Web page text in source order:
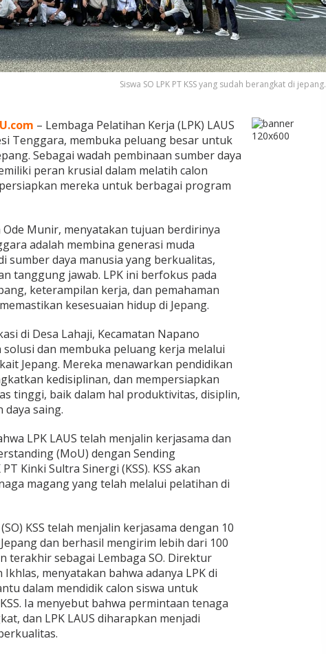
Siswa SO LPK PT KSS yang sudah berangkat di jepang.
– Lembaga Pelatihan Kerja (LPK) LAUS
Tenggara, membuka peluang besar untuk
Sebagai wadah pembinaan sumber daya
peran krusial dalam melatih calon
mereka untuk berbagai program
Ode Munir, menyatakan tujuan berdirinya
adalah membina generasi muda
sumber daya manusia yang berkualitas,
tanggung jawab. LPK ini berfokus pada
keterampilan kerja, dan pemahaman
kesesuaian hidup di Jepang.
di Desa Lahaji, Kecamatan Napano
dan membuka peluang kerja melalui
Jepang. Mereka menawarkan pendidikan
kedisiplinan, dan mempersiapkan
tinggi, baik dalam hal produktivitas, disiplin,
saing.
LPK LAUS telah menjalin kerjasama dan
(MoU) dengan Sending
Kinki Sultra Sinergi (KSS). KSS akan
magang yang telah melalui pelatihan di
KSS telah menjalin kerjasama dengan 10
dan berhasil mengirim lebih dari 100
terakhir sebagai Lembaga SO. Direktur
Ikhlas, menyatakan bahwa adanya LPK di
dalam mendidik calon siswa untuk
Ia menyebut bahwa permintaan tenaga
dan LPK LAUS diharapkan menjadi